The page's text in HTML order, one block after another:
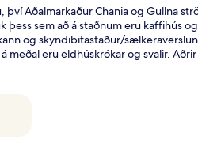
Aðalmarkaður Chania og Gullna
sem að á staðnum eru kaffihús
og skyndibitastaður/
eru eldhúskrókar og svalir.